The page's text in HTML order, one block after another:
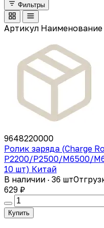
Фильтры
Артикул Наименование
9648220000
Ролик заряда (Charge
P2200/P2500/M6500/
10 шт) Китай
В наличии · 36 шт
629 ₽
Купить